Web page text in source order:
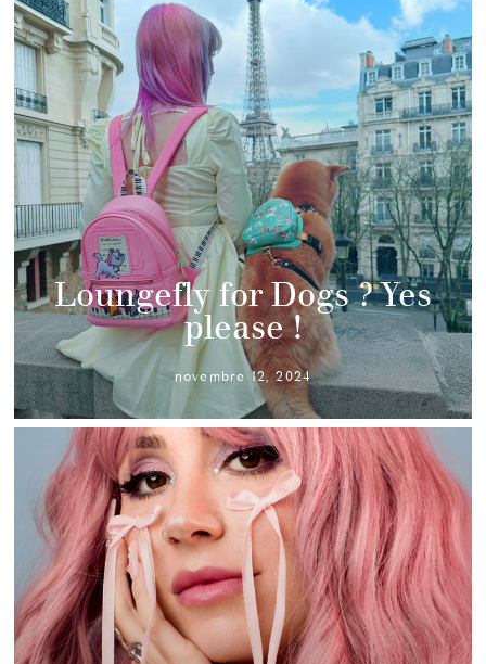
Loungefly for Dogs ? Yes
please !
novembre 12, 2024